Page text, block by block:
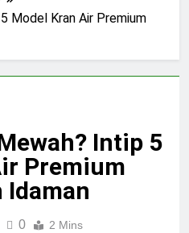
Model Kran Air Premium
Intip 5
Premium
Idaman
0 2 Mins